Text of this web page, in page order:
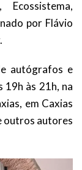
por Flávio
autógrafos e
19h às 21h, na
em Caxias
outros autores